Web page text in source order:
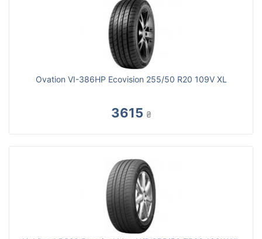
Ovation VI-386HP Ecovision 255/50 R20 109V XL
3615 ₴